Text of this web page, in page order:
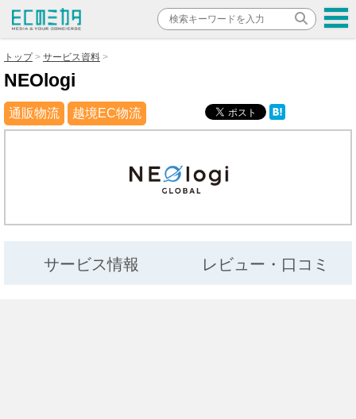
トップ サービス資料
NEOlogi
通販物流 越境EC物流
サービス情報 レビュー・口コミ